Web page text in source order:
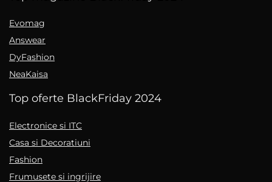
Evomag
Answear
DyFashion
NeaKaisa
Top oferte BlackFriday 2024
Electronice si ITC
Casa si Decoratiuni
Fashion
Frumusete si ingrijire